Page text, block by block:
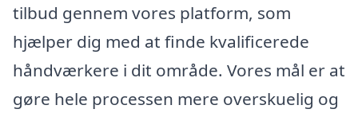
tilbud gennem vores platform, som
hjælper dig med at finde kvalificerede
håndværkere i dit område. Vores mål er at
gøre hele processen mere overskuelig og